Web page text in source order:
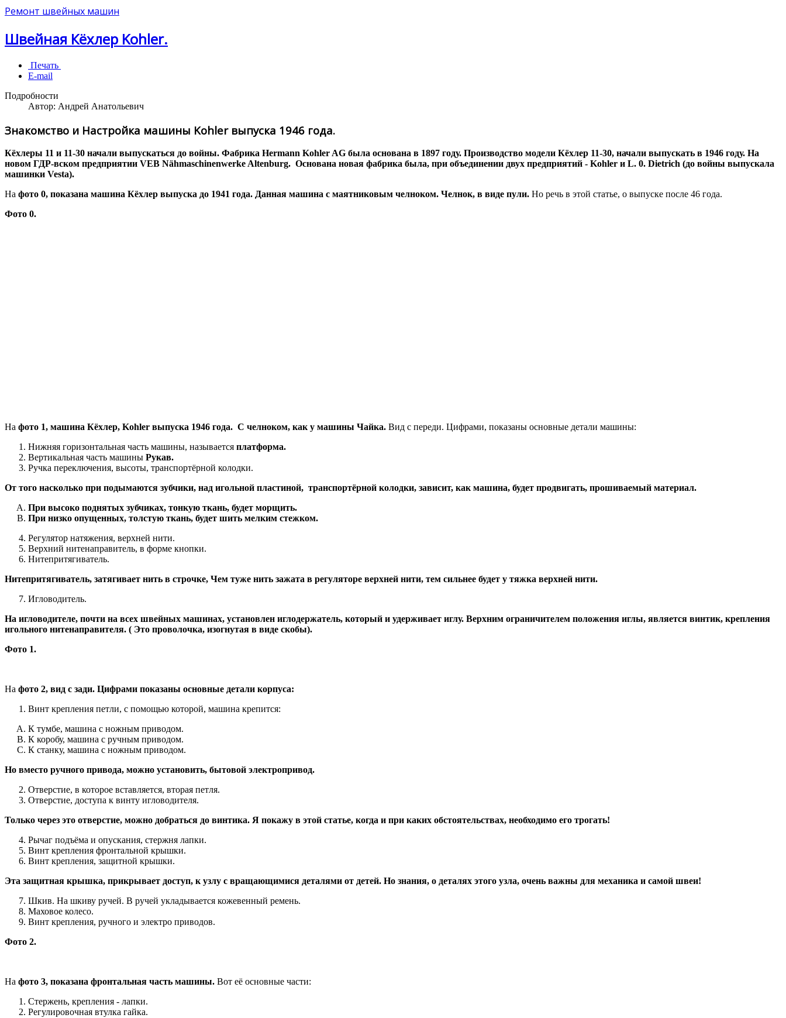
Ремонт швейных машин
Швейная Кёхлер Kohler.
Печать
E-mail
Подробности
Автор: Андрей Анатольевич
Знакомство и Настройка машины Kohler выпуска 1946 года.
Кёхлеры 11 и 11-30 начали выпускаться до войны. Фабрика Hermann Kohler AG была основана в 1897 году. Производство модели Кёхлер 11-30, начали выпускать в 1946 году. На
новом ГДР-вском предприятии VEB Nähmaschinenwerke Altenburg. Основана новая фабрика была, при объединении двух предприятий - Kohler и L. 0. Dietrich (до войны выпускала
машинки Vesta).
На фото 0, показана машина Кёхлер выпуска до 1941 года. Данная машина с маятниковым челноком. Челнок, в виде пули. Но речь в этой статье, о выпуске после 46 года.
Фото 0.
На фото 1, машина Кёхлер, Kohler выпуска 1946 года. С челноком, как у машины Чайка. Вид с переди. Цифрами, показаны основные детали машины:
Нижняя горизонтальная часть машины, называется платформа.
Вертикальная часть машины Рукав.
Ручка переключения, высоты, транспортёрной колодки.
От того насколько при подымаются зубчики, над игольной пластиной, транспортёрной колодки, зависит, как машина, будет продвигать, прошиваемый материал.
При высоко поднятых зубчиках, тонкую ткань, будет морщить.
При низко опущенных, толстую ткань, будет шить мелким стежком.
Регулятор натяжения, верхней нити.
Верхний нитенаправитель, в форме кнопки.
Нитепритягиватель.
Нитепритягиватель, затягивает нить в строчке, Чем туже нить зажата в регуляторе верхней нити, тем сильнее будет у тяжка верхней нити.
Игловодитель.
На игловодителе, почти на всех швейных машинах, установлен иглодержатель, который и удерживает иглу. Верхним ограничителем положения иглы, является винтик, крепления
игольного нитенаправителя. ( Это проволочка, изогнутая в виде скобы).
Фото 1.
На фото 2, вид с зади. Цифрами показаны основные детали корпуса:
Винт крепления петли, с помощью которой, машина крепится:
К тумбе, машина с ножным приводом.
К коробу, машина с ручным приводом.
К станку, машина с ножным приводом.
Но вместо ручного привода, можно установить, бытовой электропривод.
Отверстие, в которое вставляется, вторая петля.
Отверстие, доступа к винту игловодителя.
Только через это отверстие, можно добраться до винтика. Я покажу в этой статье, когда и при каких обстоятельствах, необходимо его трогать!
Рычаг подъёма и опускания, стержня лапки.
Винт крепления фронтальной крышки.
Винт крепления, защитной крышки.
Эта защитная крышка, прикрывает доступ, к узлу с вращающимися деталями от детей. Но знания, о деталях этого узла, очень важны для механика и самой швеи!
Шкив. На шкиву ручей. В ручей укладывается кожевенный ремень.
Маховое колесо.
Винт крепления, ручного и электро приводов.
Фото 2.
На фото 3, показана фронтальная часть машины. Вот её основные части:
Стержень, крепления - лапки.
Регулировочная втулка гайка.